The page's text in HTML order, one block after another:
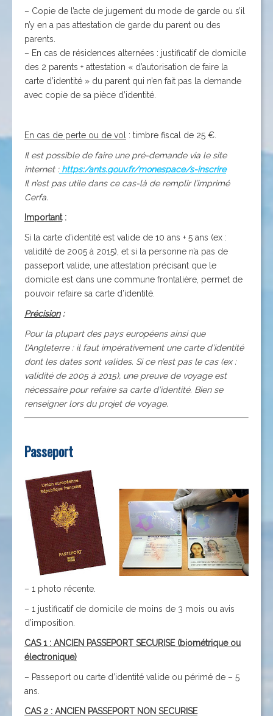
– Copie de l’acte de jugement du mode de garde ou s’il
n’y en a pas attestation de garde du parent ou des
parents.
– En cas de résidences alternées : justificatif de domicile
des 2 parents + attestation « d’autorisation de faire la
carte d’identité » du parent qui n’en fait pas la demande
avec copie de sa pièce d’identité.
En cas de perte ou de vol : timbre fiscal de 25 €.
Il est possible de faire une pré-demande via le site
internet : https:/ants.gouv.fr/monespace/s-inscrire
Il n’est pas utile dans ce cas-là de remplir l’imprimé
Cerfa.
Important:
Si la carte d’identité est valide de 10 ans + 5 ans (ex :
validité de 2005 à 2015), et si la personne n’a pas de
passeport valide, une attestation précisant que le
domicile est dans une commune frontalière, permet de
pouvoir refaire sa carte d’identité.
Précision:
Pour la plupart des pays européens ainsi que
l’Angleterre : il faut impérativement une carte d’identité
dont les dates sont valides. Si ce n’est pas le cas (ex :
validité de 2005 à 2015), une preuve de voyage est
nécessaire pour refaire sa carte d’identité. Bien se
renseigner lors du projet de voyage.
Passeport
– 1 photo récente.
– 1 justificatif de domicile de moins de 3 mois ou avis
d’imposition.
CAS 1 : ANCIEN PASSEPORT SECURISE (biométrique ou
électronique)
– Passeport ou carte d’identité valide ou périmé de – 5
ans.
CAS 2 : ANCIEN PASSEPORT NON SECURISE